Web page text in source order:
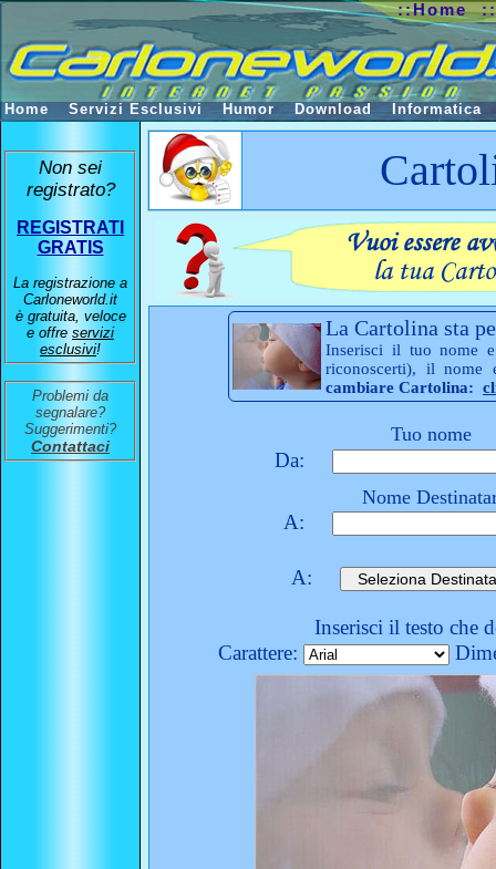
La Cartolina sta
Inserisci il tuo nome
riconoscerti), il
cambiare Cartolina:
Tuo nome
Da:
Nome
A:
A:
Inserisci il testo che
Carattere:
Non sei
registrato?
REGISTRATI
GRATIS
La registrazione a
Carloneworld.it
è gratuita, veloce
e offre servizi
esclusivi!
Problemi da
segnalare?
Suggerimenti?
Contattaci
::Home
Home Servizi Esclusivi Humor Download Informatica